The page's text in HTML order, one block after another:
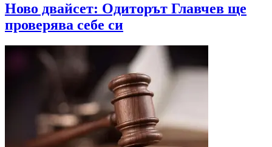
Ново двайсет: Одиторът Главчев ще
проверява себе си